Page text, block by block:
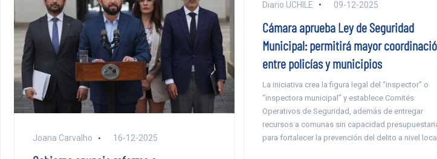
Joana Carvalho 16-12-2025
Diario UCHILE 09-12-2025
Cámara aprueba Ley de Seguridad
Municipal: permitirá mayor
entre policías y municipios
La iniciativa crea la figura legal del “inspector” o
“inspectora municipal” y establece Comités
Operativos de Seguridad, además de entregar
recursos a comunas sin capacidad
para fortalecer la prevención del delito a nivel